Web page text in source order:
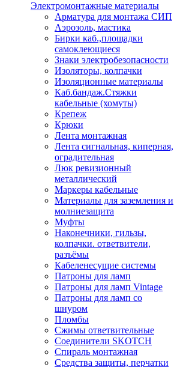
Электромонтажные материалы
Арматура для монтажа СИП
Аэрозоль, мастика
Бирки каб.,площадки
самоклеющиеся
Знаки электробезопасности
Изоляторы, колпачки
Изоляционные материалы
Каб.бандаж.Стяжки
кабельные (хомуты)
Крепеж
Крюки
Лента монтажная
Лента сигнальная, киперная,
оградительная
Люк ревизионный
металлический
Маркеры кабельные
Материалы для заземления и
молниезащита
Муфты
Наконечники, гильзы,
колпачки. ответвители,
разъёмы
Кабеленесущие системы
Патроны для ламп
Патроны для ламп Vintage
Патроны для ламп со
шнуром
Пломбы
Сжимы ответвительные
Соединители SKOTCH
Спираль монтажная
Средства защиты, перчатки